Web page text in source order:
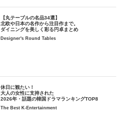
【丸テーブルの名品34選】
北欧や日本の名作から注目作まで。
ダイニングを美しく彩る円卓まとめ
Designer's Round Tables
休日に観たい！
大人の女性に支持された
2026年・話題の韓国ドラマランキングTOP8
The Best K-Entertainment